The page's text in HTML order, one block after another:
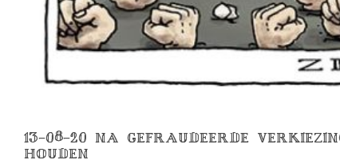
13-08-20 NA GEFRAUDEERDE
HOUDEN